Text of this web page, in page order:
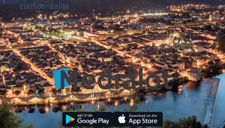
confidentialité
Mentions légales
Contact
Carrières
Publicité
Votre site d'actualités et d'informations dans le
département du Lot (46).